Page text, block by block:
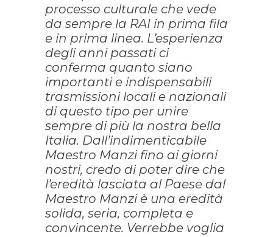
processo culturale che vede
da sempre la RAI in prima fila
e in prima linea. L’esperienza
degli anni passati ci
conferma quanto siano
importanti e indispensabili
trasmissioni locali e nazionali
di questo tipo per unire
sempre di più la nostra bella
Italia. Dall’indimenticabile
Maestro Manzi fino ai giorni
nostri, credo di poter dire che
l’eredità lasciata al Paese dal
Maestro Manzi è una eredità
solida, seria, completa e
convincente. Verrebbe voglia